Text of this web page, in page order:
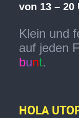
von 13 – 20
Klein und
auf jeden
bunt.
HOLA